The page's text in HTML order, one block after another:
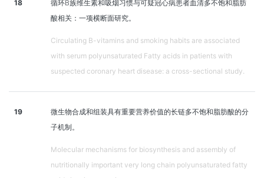
18
循环B族维生素和吸烟习惯与可疑冠心病患者血清多不饱和脂肪
酸相关：一项横断面研究。
Circulating B-vitamins and smoking habits are associated
with serum polyunsaturated Fatty acids in patients with
suspected coronary heart disease: a cross-sectional study.
19
微生物合成和组装具有重要营养价值的长链多不饱和脂肪酸的分
子机制。
Molecular mechanisms for biosynthesis and assembly of
nutritionally important very long chain polyunsaturated fatty